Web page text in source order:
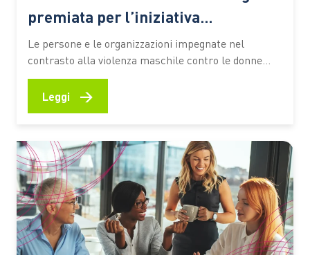
premiata per l’iniziativa
#Sempre25novembre
Le persone e le organizzazioni impegnate nel
contrasto alla violenza maschile contro le donne
riunite simbolicamente per una sera: è questo il
senso della cerimonia di assegnazione degli Awards
Ercoli, aprendo la manifestazione, sottolinea come…
Leggi →